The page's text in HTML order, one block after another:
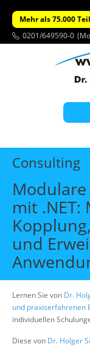
Mehr als 75.000
0201/649590-0
Consulting
mit .NET:
und
Lernen Sie von Dr.
und praxiserfahrenen
individuellen
Diese von Dr. Holger